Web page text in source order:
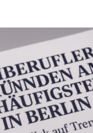
und Prof. Dr. Lukas
Die Studie basiert auf
selbstständigen
und -
mehr als die Hälfte
wird in den nächsten
benötigen. Aber nur